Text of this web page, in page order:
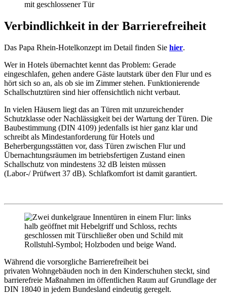
Verbindlichkeit in der Barrierefreiheit
Das Papa Rhein-Hotelkonzept im Detail finden Sie hier.
Wer in Hotels übernachtet kennt das Problem: Gerade
eingeschlafen, gehen andere Gäste lautstark über den Flur und es
hört sich so an, als ob sie im Zimmer stehen. Funktionierende
Schallschutztüren sind hier offensichtlich nicht verbaut.
In vielen Häusern liegt das an Türen mit unzureichender
Schutzklasse oder Nachlässigkeit bei der Wartung der Türen. Die
Baubestimmung (DIN 4109) jedenfalls ist hier ganz klar und
schreibt als Mindestanforderung für Hotels und
Beherbergungsstätten vor, dass Türen zwischen Flur und
Übernachtungsräumen im betriebsfertigen Zustand einen
Schallschutz von mindestens 32 dB leisten müssen
(Labor-/ Prüfwert 37 dB). Schlafkomfort ist damit garantiert.
Während die vorsorgliche Barrierefreiheit bei
privaten Wohngebäuden noch in den Kinderschuhen steckt, sind
barrierefreie Maßnahmen im öffentlichen Raum auf Grundlage der
DIN 18040 in jedem Bundesland eindeutig geregelt.